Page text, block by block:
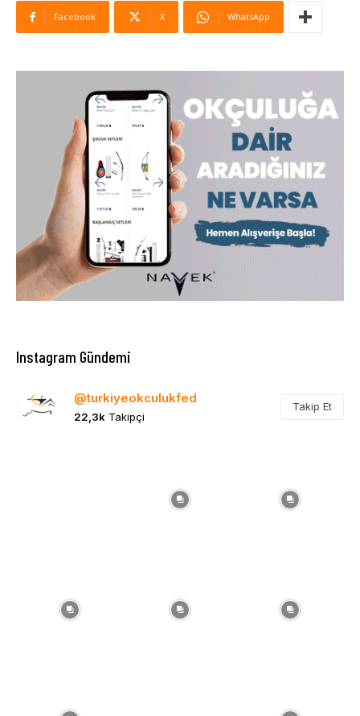
Facebook X WhatsApp
Instagram Gündemi
@turkiyeokculukfed
22,3k Takipçi
Takip Et